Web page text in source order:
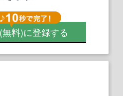
(無料)に登録する